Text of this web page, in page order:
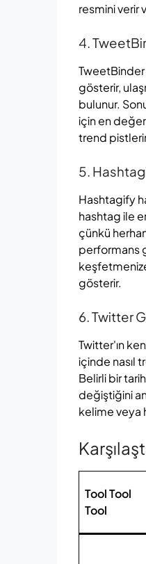
resmini verir
4.
TweetBinder
gösterir,
bulunur.
için en
trend
5.
Hashtagify
hashtag ile
çünkü
performans
gösterir.
6. Twitter
Twitter'ın
içinde nasıl
Belirli bir
değiştiğini
kelime veya
Tool Tool
Tool